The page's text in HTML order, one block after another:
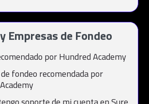
Empresas de Fondeo
por Hundred Academy
fondeo recomendada por